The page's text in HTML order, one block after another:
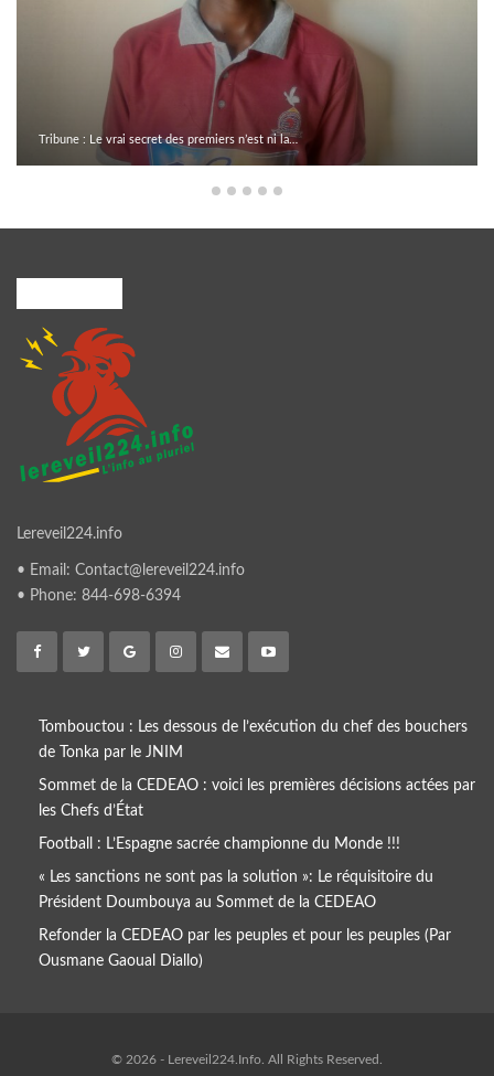
Tribune : Le vrai secret des premiers n’est ni la…
Lereveil224.info
• Email: Contact@lereveil224.info
• Phone: 844-698-6394
Tombouctou : Les dessous de l’exécution du chef des bouchers
de Tonka par le JNIM
Sommet de la CEDEAO : voici les premières décisions actées par
les Chefs d’État
Football : L’Espagne sacrée championne du Monde !!!
« Les sanctions ne sont pas la solution »: Le réquisitoire du
Président Doumbouya au Sommet de la CEDEAO
Refonder la CEDEAO par les peuples et pour les peuples (Par
Ousmane Gaoual Diallo)
© 2026 - Lereveil224.Info. All Rights Reserved.